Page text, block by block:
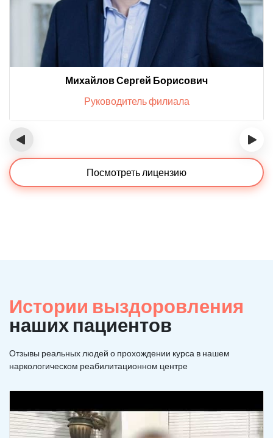
Михайлов Сергей Борисович
Руководитель филиала
‹ ›
Посмотреть лицензию
Истории выздоровления
наших пациентов
Отзывы реальных людей о прохождении курса в нашем
наркологическом реабилитационном центре